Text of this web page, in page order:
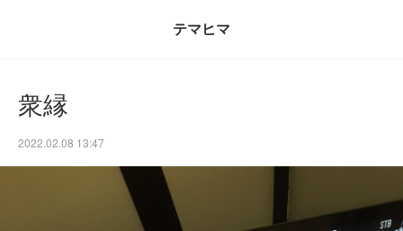
テマヒマ
衆縁
2022.02.08 13:47